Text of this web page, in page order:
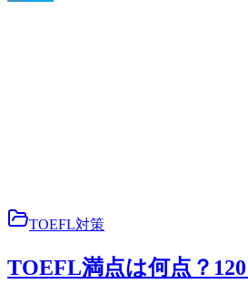
TOEFL対策
TOEFL満点は何点？